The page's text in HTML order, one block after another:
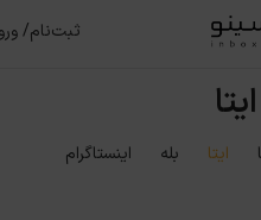
ثبت‌نام/
ایتا بله اینستاگرام